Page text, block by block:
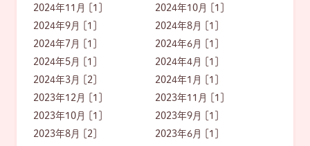
2024年11月 [1]
2024年10月 [1]
2024年9月 [1]
2024年8月 [1]
2024年7月 [1]
2024年6月 [1]
2024年5月 [1]
2024年4月 [1]
2024年3月 [2]
2024年1月 [1]
2023年12月 [1]
2023年11月 [1]
2023年10月 [1]
2023年9月 [1]
2023年8月 [2]
2023年6月 [1]